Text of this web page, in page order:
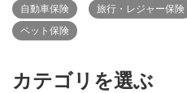
自動車保険 旅行・レジャー保険
ペット保険
カテゴリを選ぶ